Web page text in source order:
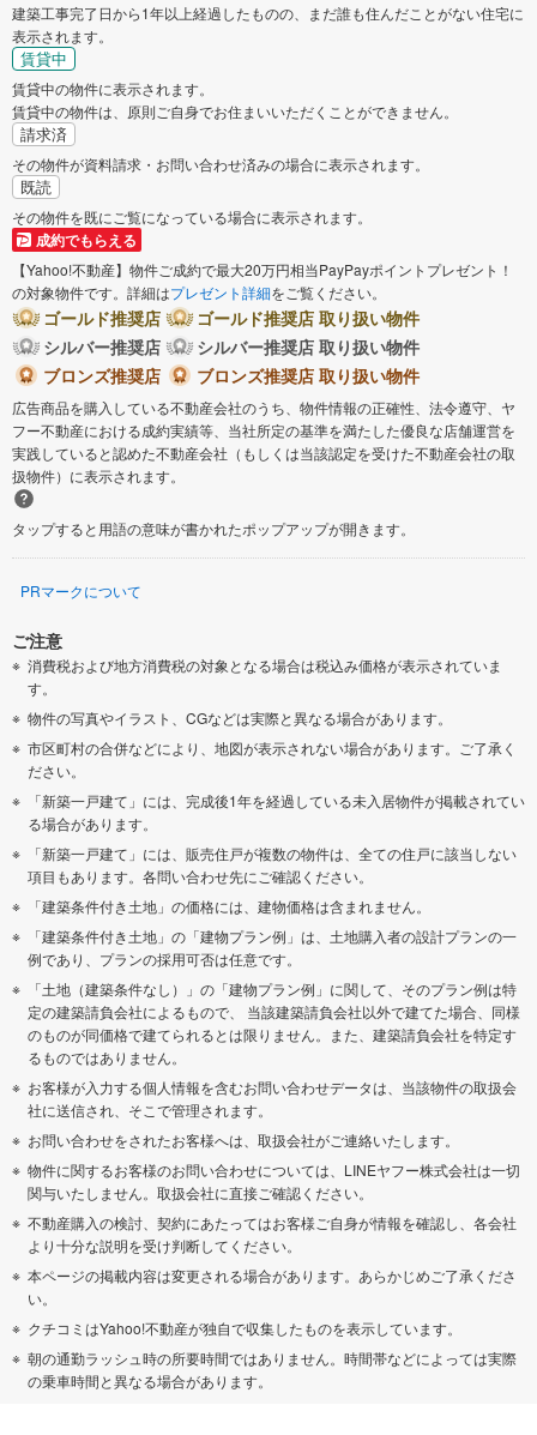
建築工事完了日から1年以上経過したものの、まだ誰も住んだことがない住宅に
表示されます。
賃貸中
賃貸中の物件に表示されます。
賃貸中の物件は、原則ご自身でお住まいいただくことができません。
請求済
その物件が資料請求・お問い合わせ済みの場合に表示されます。
既読
その物件を既にご覧になっている場合に表示されます。
成約でもらえる
【Yahoo!不動産】物件ご成約で最大20万円相当PayPayポイントプレゼント！
の対象物件です。詳細はプレゼント詳細をご覧ください。
ゴールド推奨店
ゴールド推奨店 取り扱い物件
シルバー推奨店
シルバー推奨店 取り扱い物件
ブロンズ推奨店
ブロンズ推奨店 取り扱い物件
広告商品を購入している不動産会社のうち、物件情報の正確性、法令遵守、ヤ
フー不動産における成約実績等、当社所定の基準を満たした優良な店舗運営を
実践していると認めた不動産会社（もしくは当該認定を受けた不動産会社の取
扱物件）に表示されます。
タップすると用語の意味が書かれたポップアップが開きます。
PRマークについて
ご注意
消費税および地方消費税の対象となる場合は税込み価格が表示されていま
す。
物件の写真やイラスト、CGなどは実際と異なる場合があります。
市区町村の合併などにより、地図が表示されない場合があります。ご了承く
ださい。
「新築一戸建て」には、完成後1年を経過している未入居物件が掲載されてい
る場合があります。
「新築一戸建て」には、販売住戸が複数の物件は、全ての住戸に該当しない
項目もあります。各問い合わせ先にご確認ください。
「建築条件付き土地」の価格には、建物価格は含まれません。
「建築条件付き土地」の「建物プラン例」は、土地購入者の設計プランの一
例であり、プランの採用可否は任意です。
「土地（建築条件なし）」の「建物プラン例」に関して、そのプラン例は特
定の建築請負会社によるもので、 当該建築請負会社以外で建てた場合、同様
のものが同価格で建てられるとは限りません。また、建築請負会社を特定す
るものではありません。
お客様が入力する個人情報を含むお問い合わせデータは、当該物件の取扱会
社に送信され、そこで管理されます。
お問い合わせをされたお客様へは、取扱会社がご連絡いたします。
物件に関するお客様のお問い合わせについては、LINEヤフー株式会社は一切
関与いたしません。取扱会社に直接ご確認ください。
不動産購入の検討、契約にあたってはお客様ご自身が情報を確認し、各会社
より十分な説明を受け判断してください。
本ページの掲載内容は変更される場合があります。あらかじめご了承くださ
い。
クチコミはYahoo!不動産が独自で収集したものを表示しています。
朝の通勤ラッシュ時の所要時間ではありません。時間帯などによっては実際
の乗車時間と異なる場合があります。